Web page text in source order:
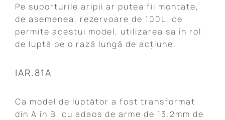
Pe suporturile aripii ar putea fii montate,
de asemenea, rezervoare de 100L, ce
permite acestui model, utilizarea sa în rol
de luptă pe o rază lungă de acțiune.
IAR.81A
Ca model de luptător a fost transformat
din A în B, cu adaos de arme de 13.2mm de